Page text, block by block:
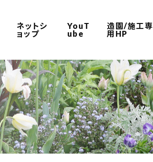
ネットシ
ョップ
YouT
ube
造園/施工専
用HP